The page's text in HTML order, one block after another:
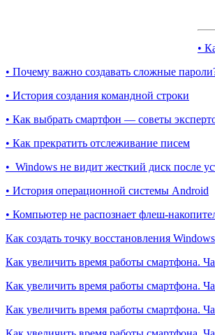
•
• Почему важно создавать сложные
• История создания командной строки
• Как выбрать смартфон — советы
• Как прекратить отслеживание писем
• Windows не видит жесткий диск после
• История операционной системы Android
• Компьютер не распознает флеш-
Как создать точку восстановления Windows
Как увеличить время работы смартфона.
Как увеличить время работы смартфона.
Как увеличить время работы смартфона.